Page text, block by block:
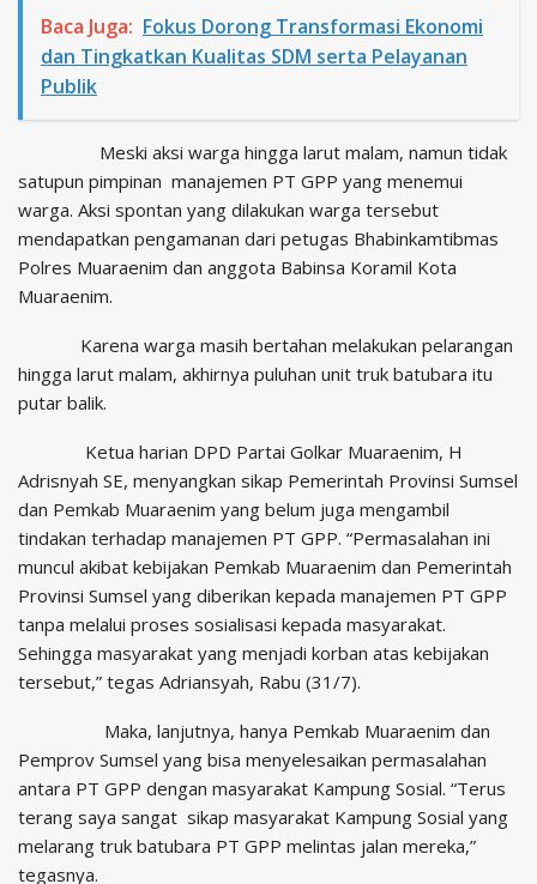
Baca Juga: Fokus Dorong Transformasi Ekonomi
dan Tingkatkan Kualitas SDM serta Pelayanan
Publik
Meski aksi warga hingga larut malam, namun tidak
satupun pimpinan manajemen PT GPP yang menemui
warga. Aksi spontan yang dilakukan warga tersebut
mendapatkan pengamanan dari petugas Bhabinkamtibmas
Polres Muaraenim dan anggota Babinsa Koramil Kota
Muaraenim.
Karena warga masih bertahan melakukan pelarangan
hingga larut malam, akhirnya puluhan unit truk batubara itu
putar balik.
Ketua harian DPD Partai Golkar Muaraenim, H
Adrisnyah SE, menyangkan sikap Pemerintah Provinsi Sumsel
dan Pemkab Muaraenim yang belum juga mengambil
tindakan terhadap manajemen PT GPP. “Permasalahan ini
muncul akibat kebijakan Pemkab Muaraenim dan Pemerintah
Provinsi Sumsel yang diberikan kepada manajemen PT GPP
tanpa melalui proses sosialisasi kepada masyarakat.
Sehingga masyarakat yang menjadi korban atas kebijakan
tersebut,” tegas Adriansyah, Rabu (31/7).
Maka, lanjutnya, hanya Pemkab Muaraenim dan
Pemprov Sumsel yang bisa menyelesaikan permasalahan
antara PT GPP dengan masyarakat Kampung Sosial. “Terus
terang saya sangat sikap masyarakat Kampung Sosial yang
melarang truk batubara PT GPP melintas jalan mereka,”
tegasnya.